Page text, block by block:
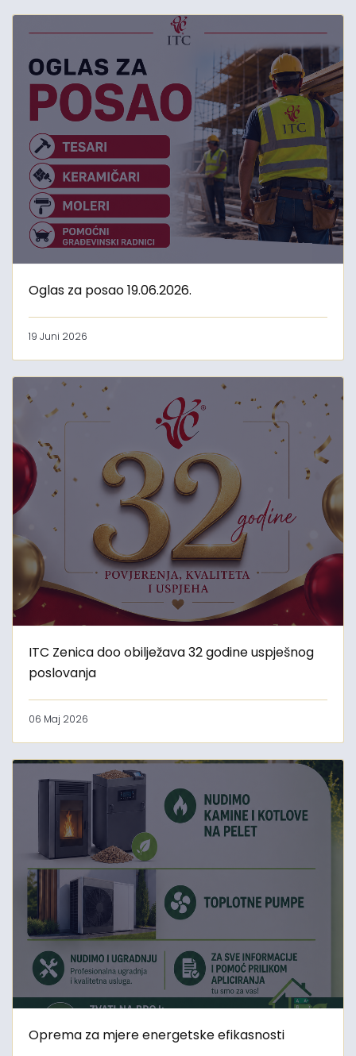
Oglas za posao 19.06.2026.
19 Juni 2026
ITC Zenica doo obilježava 32 godine uspješnog
poslovanja
06 Maj 2026
Oprema za mjere energetske efikasnosti